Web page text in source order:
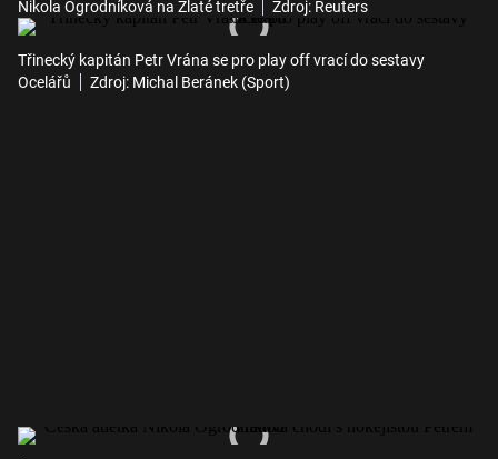
Nikola Ogrodníková na Zlaté tretře Zdroj: Reuters
Třinecký kapitán Petr Vrána se pro play off vrací do sestavy
Ocelářů
Zdroj: Michal Beránek (Sport)